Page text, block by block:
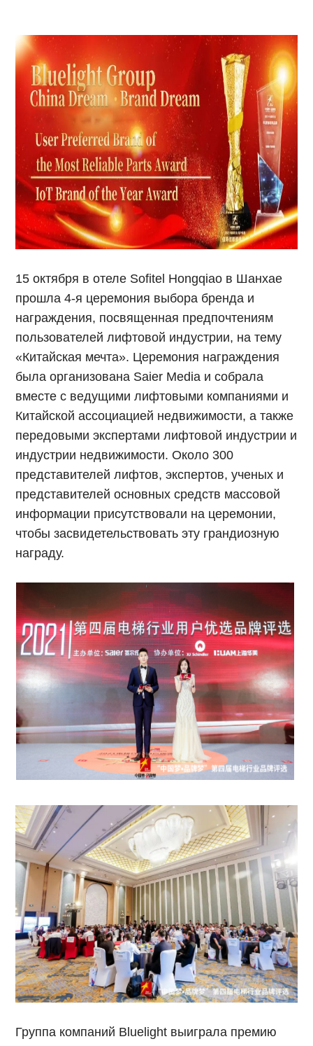
15 октября в отеле Sofitel Hongqiao в Шанхае
прошла 4-я церемония выбора бренда и
награждения, посвященная предпочтениям
пользователей лифтовой индустрии, на тему
«Китайская мечта». Церемония награждения
была организована Saier Media и собрала
вместе с ведущими лифтовыми компаниями и
Китайской ассоциацией недвижимости, а также
передовыми экспертами лифтовой индустрии и
индустрии недвижимости. Около 300
представителей лифтов, экспертов, ученых и
представителей основных средств массовой
информации присутствовали на церемонии,
чтобы засвидетельствовать эту грандиозную
награду.
Группа компаний Bluelight выиграла премию